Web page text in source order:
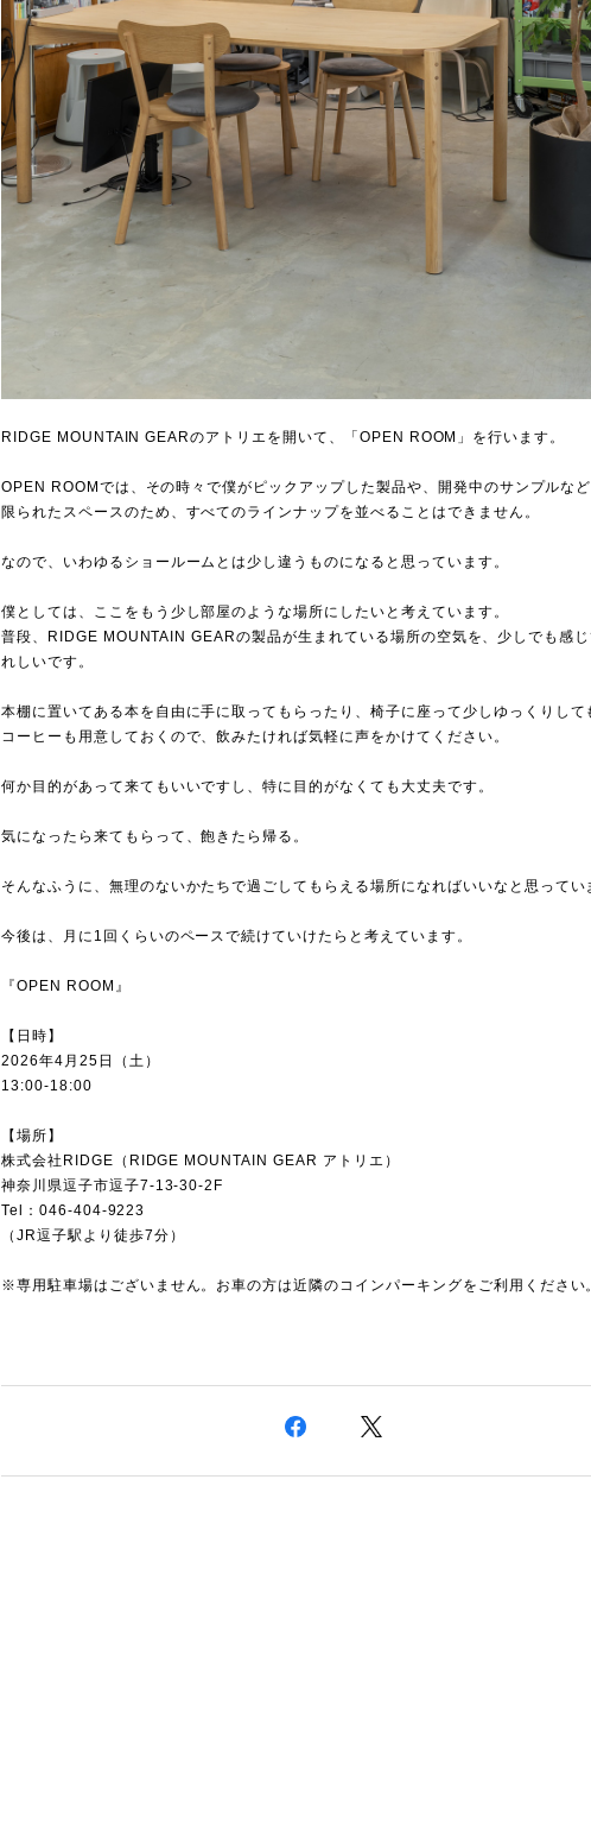
RIDGE MOUNTAIN GEARのアトリエを開いて、「OPEN ROOM」を行います。
OPEN ROOMでは、その時々で僕がピックアップした製品や、開発中のサンプルなど
限られたスペースのため、すべてのラインナップを並べることはできません。
なので、いわゆるショールームとは少し違うものになると思っています。
僕としては、ここをもう少し部屋のような場所にしたいと考えています。
普段、RIDGE MOUNTAIN GEARの製品が生まれている場所の空気を、少しでも感じ
れしいです。
本棚に置いてある本を自由に手に取ってもらったり、椅子に座って少しゆっくりして
コーヒーも用意しておくので、飲みたければ気軽に声をかけてください。
何か目的があって来てもいいですし、特に目的がなくても大丈夫です。
気になったら来てもらって、飽きたら帰る。
そんなふうに、無理のないかたちで過ごしてもらえる場所になればいいなと思ってい
今後は、月に1回くらいのペースで続けていけたらと考えています。
『OPEN ROOM』
【日時】
2026年4月25日（土）
13:00-18:00
【場所】
株式会社RIDGE（RIDGE MOUNTAIN GEAR アトリエ）
神奈川県逗子市逗子7-13-30-2F
Tel：046-404-9223
（JR逗子駅より徒歩7分）
※専用駐車場はございません。お車の方は近隣のコインパーキングをご利用ください